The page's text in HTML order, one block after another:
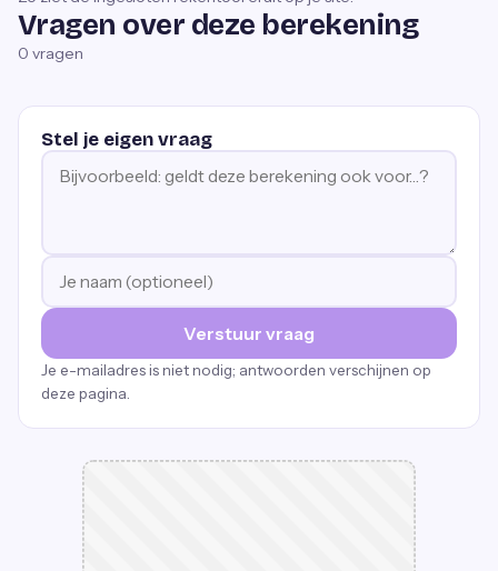
Vragen over deze berekening
0 vragen
Stel je eigen vraag
Verstuur vraag
Je e-mailadres is niet nodig; antwoorden verschijnen op
deze pagina.